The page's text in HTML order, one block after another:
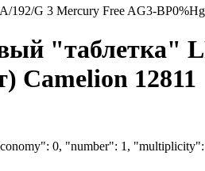
G 3 Mercury Free AG3-
"таблетка"
Camelion 12811
0, "number": 1,